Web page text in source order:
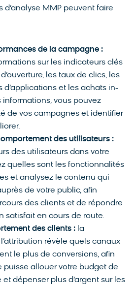
d’analyse MMP peuvent faire
de la campagne :
sur les indicateurs clés
les taux de clics, les
d’applications et les achats in-
informations, vous pouvez
de vos campagnes et identifier
des utilisateurs :
des utilisateurs dans votre
quelles sont les fonctionnalités
et analysez le contenu qui
de votre public, afin
des clients et de répondre
satisfait en cours de route.
des clients : la
révèle quels canaux
le plus de conversions, afin
puisse allouer votre budget de
dépenser plus d’argent sur les